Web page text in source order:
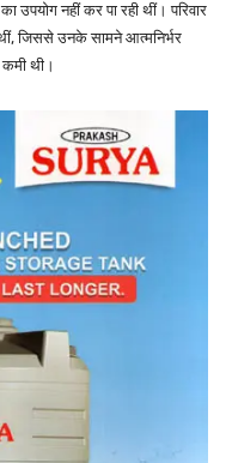
उपयोग नहीं कर पा रही थीं। परिवार
जिससे उनके सामने आत्मनिर्भर
थी।